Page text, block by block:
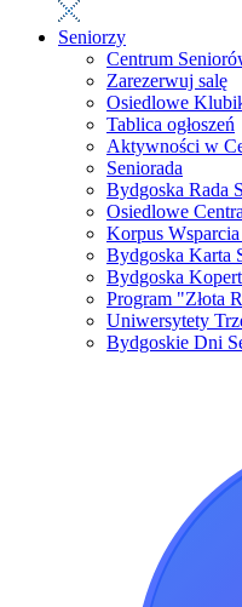
Seniorzy
Centrum
Zarezerwuj salę
Osiedlowe
Tablica ogłoszeń
Aktywności w
Seniorada
Bydgoska Rada
Osiedlowe
Korpus
Bydgoska Karta
Bydgoska
Program "Złota
Uniwersytety
Bydgoskie Dni